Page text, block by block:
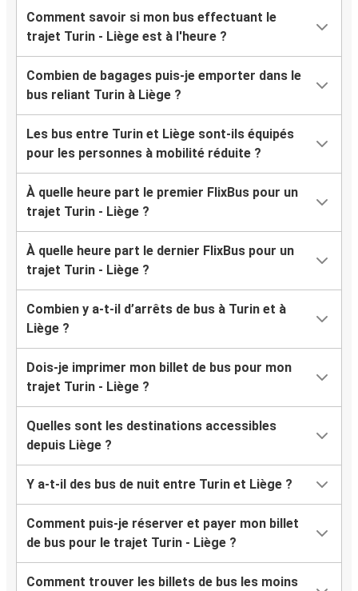
Comment savoir si mon bus effectuant le
trajet Turin - Liège est à l'heure ?
Combien de bagages puis-je emporter dans le
bus reliant Turin à Liège ?
Les bus entre Turin et Liège sont-ils équipés
pour les personnes à mobilité réduite ?
À quelle heure part le premier FlixBus pour un
trajet Turin - Liège ?
À quelle heure part le dernier FlixBus pour un
trajet Turin - Liège ?
Combien y a-t-il d’arrêts de bus à Turin et à
Liège ?
Dois-je imprimer mon billet de bus pour mon
trajet Turin - Liège ?
Quelles sont les destinations accessibles
depuis Liège ?
Y a-t-il des bus de nuit entre Turin et Liège ?
Comment puis-je réserver et payer mon billet
de bus pour le trajet Turin - Liège ?
Comment trouver les billets de bus les moins